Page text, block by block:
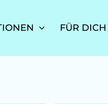
FÜR DICH